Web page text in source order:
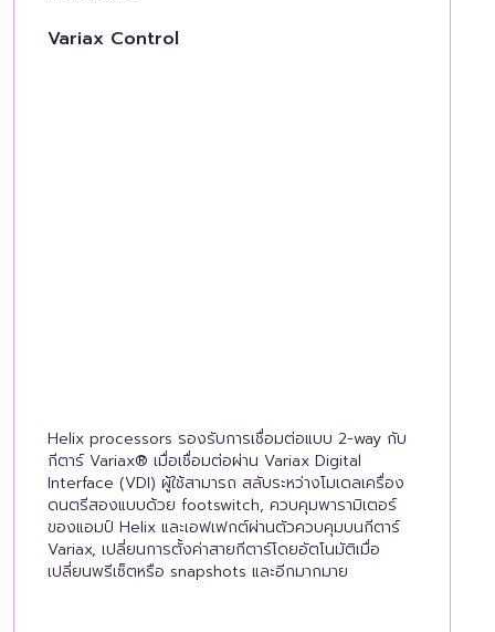
Variax Control
Helix processors รองรับการเชื่อมต่อแบบ 2-way กับ
กีตาร์ Variax® เมื่อเชื่อมต่อผ่าน Variax Digital
Interface (VDI) ผู้ใช้สามารถ สลับระหว่างโมเดลเครื่อง
ดนตรีสองแบบด้วย footswitch, ควบคุมพารามิเตอร์
ของแอมป์ Helix และเอฟเฟกต์ผ่านตัวควบคุมบนกีตาร์
Variax, เปลี่ยนการตั้งค่าสายกีตาร์โดยอัตโนมัติเมื่อ
เปลี่ยนพรีเซ็ตหรือ snapshots และอีกมากมาย